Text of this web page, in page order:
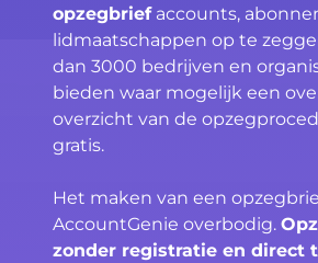
opzegbriefaccounts,
lidmaatschappen op te
dan 3000 bedrijven en
bieden waar mogelijk een
overzicht van de
gratis.
Het maken van een
AccountGenie overbodig.
zonder registratie en direct